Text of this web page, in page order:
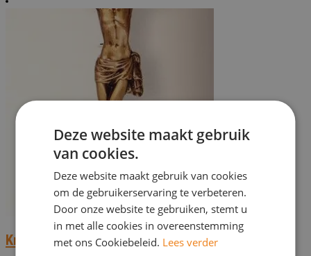
Kruis Cag 23145 – 45 cm
Deze website maakt gebruik
van cookies.
Deze website maakt gebruik van cookies
om de gebruikerservaring te verbeteren.
Door onze website te gebruiken, stemt u
in met alle cookies in overeenstemming
met ons Cookiebeleid. Lees verder